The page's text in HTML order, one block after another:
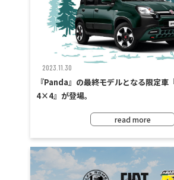
2023.11.30
『Panda』の最終モデルとなる限定
4×4』が登場。
read more